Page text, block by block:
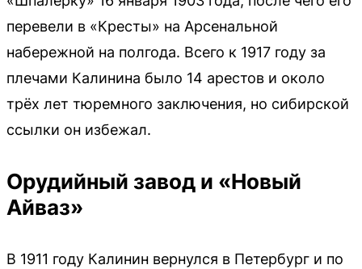
перевели в «Кресты» на Арсенальной
набережной на полгода. Всего к 1917 году за
плечами Калинина было 14 арестов и около
трёх лет тюремного заключения, но сибирской
ссылки он избежал.
Орудийный завод и «Новый
Айваз»
В 1911 году Калинин вернулся в Петербург и по